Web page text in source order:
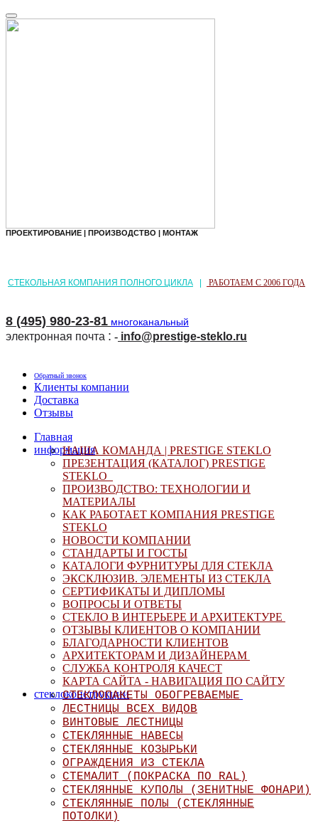
ПРОЕКТИРОВАНИЕ | ПРОИЗВОДСТВО | МОНТАЖ
СТЕКОЛЬНАЯ КОМПАНИЯ ПОЛНОГО ЦИКЛА РАБОТАЕМ С 2006 ГОДА
8 (495) 980-23-81 многоканальный
электронная почта : - info@prestige-steklo.ru
Обратный звонок
Клиенты компании
Доставка
Отзывы
Главная
информация
НАША КОМАНДА | PRESTIGE STEKLO
ПРЕЗЕНТАЦИЯ (КАТАЛОГ) PRESTIGE
STEKLO
ПРОИЗВОДСТВО: ТЕХНОЛОГИИ И
МАТЕРИАЛЫ
КАК РАБОТАЕТ КОМПАНИЯ PRESTIGE
STEKLO
НОВОСТИ КОМПАНИИ
СТАНДАРТЫ И ГОСТЫ
КАТАЛОГИ ФУРНИТУРЫ ДЛЯ СТЕКЛА
ЭКСКЛЮЗИВ. ЭЛЕМЕНТЫ ИЗ СТЕКЛА
СЕРТИФИКАТЫ И ДИПЛОМЫ
ВОПРОСЫ И ОТВЕТЫ
СТЕКЛО В ИНТЕРЬЕРЕ И АРХИТЕКТУРЕ
ОТЗЫВЫ КЛИЕНТОВ О КОМПАНИИ
БЛАГОДАРНОСТИ КЛИЕНТОВ
АРХИТЕКТОРАМ И ДИЗАЙНЕРАМ
СЛУЖБА КОНТРОЛЯ КАЧЕСТ
КАРТА САЙТА - НАВИГАЦИЯ ПО САЙТУ
стеклоконструкции
СТЕКЛОПАКЕТЫ ОБОГРЕВАЕМЫЕ
ЛЕСТНИЦЫ ВСЕХ ВИДОВ
ВИНТОВЫЕ ЛЕСТНИЦЫ
СТЕКЛЯННЫЕ НАВЕСЫ
СТЕКЛЯННЫЕ КОЗЫРЬКИ
ОГРАЖДЕНИЯ ИЗ СТЕКЛА
СТЕМАЛИТ (ПОКРАСКА ПО RAL)
СТЕКЛЯННЫЕ КУПОЛЫ (ЗЕНИТНЫЕ ФОНАРИ)
СТЕКЛЯННЫЕ ПОЛЫ (СТЕКЛЯННЫЕ
ПОТОЛКИ)